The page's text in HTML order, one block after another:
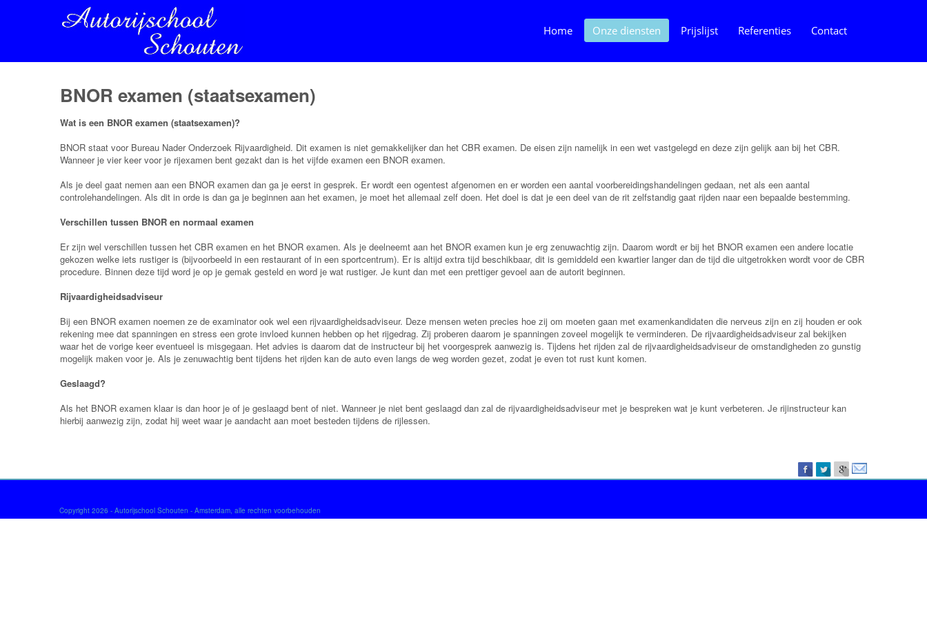
Home Onze diensten Prijslijst Referenties Contact
Copyright 2026 - Autorijschool Schouten - Amsterdam, alle rechten voorbehouden
BNOR examen (staatsexamen)
Wat is een BNOR examen (staatsexamen)?
BNOR staat voor Bureau Nader Onderzoek Rijvaardigheid. Dit examen is niet gemakkelijker dan het CBR examen. De eisen zijn namelijk in een wet vastgelegd en deze zijn gelijk aan bij het CBR.
Wanneer je vier keer voor je rijexamen bent gezakt dan is het vijfde examen een BNOR examen.
Als je deel gaat nemen aan een BNOR examen dan ga je eerst in gesprek. Er wordt een ogentest afgenomen en er worden een aantal voorbereidingshandelingen gedaan, net als een aantal
controlehandelingen. Als dit in orde is dan ga je beginnen aan het examen, je moet het allemaal zelf doen. Het doel is dat je een deel van de rit zelfstandig gaat rijden naar een bepaalde bestemming.
Verschillen tussen BNOR en normaal examen
Er zijn wel verschillen tussen het CBR examen en het BNOR examen. Als je deelneemt aan het BNOR examen kun je erg zenuwachtig zijn. Daarom wordt er bij het BNOR examen een andere locatie
gekozen welke iets rustiger is (bijvoorbeeld in een restaurant of in een sportcentrum). Er is altijd extra tijd beschikbaar, dit is gemiddeld een kwartier langer dan de tijd die uitgetrokken wordt voor de CBR
procedure. Binnen deze tijd word je op je gemak gesteld en word je wat rustiger. Je kunt dan met een prettiger gevoel aan de autorit beginnen.
Rijvaardigheidsadviseur
Bij een BNOR examen noemen ze de examinator ook wel een rijvaardigheidsadviseur. Deze mensen weten precies hoe zij om moeten gaan met examenkandidaten die nerveus zijn en zij houden er ook
rekening mee dat spanningen en stress een grote invloed kunnen hebben op het rijgedrag. Zij proberen daarom je spanningen zoveel mogelijk te verminderen. De rijvaardigheidsadviseur zal bekijken
waar het de vorige keer eventueel is misgegaan. Het advies is daarom dat de instructeur bij het voorgesprek aanwezig is. Tijdens het rijden zal de rijvaardigheidsadviseur de omstandigheden zo gunstig
mogelijk maken voor je. Als je zenuwachtig bent tijdens het rijden kan de auto even langs de weg worden gezet, zodat je even tot rust kunt komen.
Geslaagd?
Als het BNOR examen klaar is dan hoor je of je geslaagd bent of niet. Wanneer je niet bent geslaagd dan zal de rijvaardigheidsadviseur met je bespreken wat je kunt verbeteren. Je rijinstructeur kan
hierbij aanwezig zijn, zodat hij weet waar je aandacht aan moet besteden tijdens de rijlessen.